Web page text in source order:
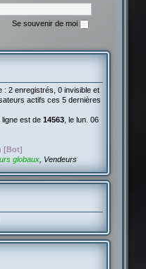
Se souvenir de moi
: 2 enregistrés, 0 invisible et
actifs ces 5 dernières
ligne est de 14563, le lun. 06
[Bot]
globaux, Vendeurs